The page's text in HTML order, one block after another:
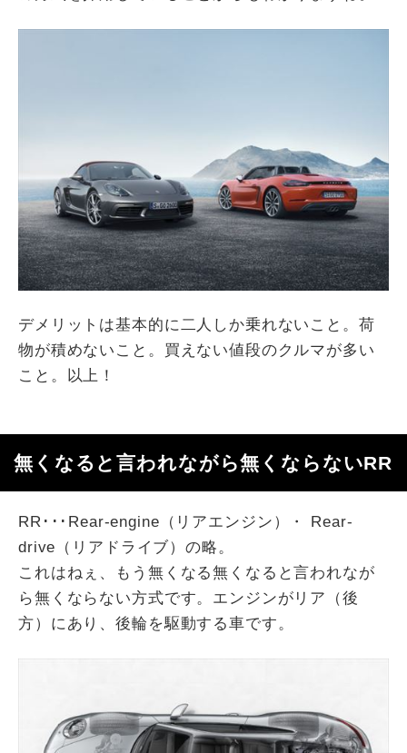
デメリットは基本的に二人しか乗れないこと。荷
物が積めないこと。買えない値段のクルマが多い
こと。以上！
無くなると言われながら無くならないRR
RR･･･Rear-engine（リアエンジン）・ Rear-
drive（リアドライブ）の略。
これはねぇ、もう無くなる無くなると言われなが
ら無くならない方式です。エンジンがリア（後
方）にあり、後輪を駆動する車です。